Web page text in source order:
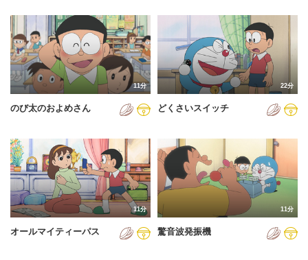
2014年
2015年
2016年
2017年
2019年
2020年
2021年
2022年
11分
のび太のおよめさん
22分
どくさいスイッチ
11分
オールマイティーパス
11分
驚音波発振機